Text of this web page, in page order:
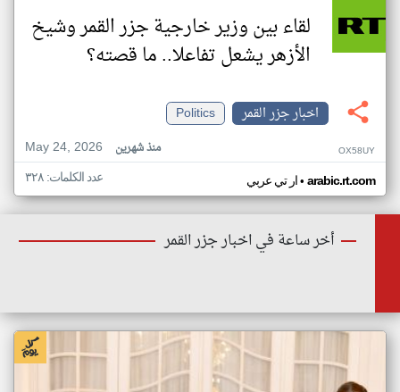
لقاء بين وزير خارجية جزر القمر وشيخ
الأزهر يشعل تفاعلا.. ما قصته؟
اخبار جزر القمر
Politics
May 24, 2026
منذ شهرين OX58UY
ار تي عربي• arabic.rt.com عدد الكلمات: ٣٢٨
أخر ساعة في اخبار جزر القمر